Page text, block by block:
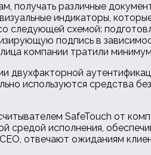
получать различные
индикаторы,
следующей схемой:
подпись в
компании тратили
используются средства
SafeTouch от
средой исполнения,
отвечают ожиданиям